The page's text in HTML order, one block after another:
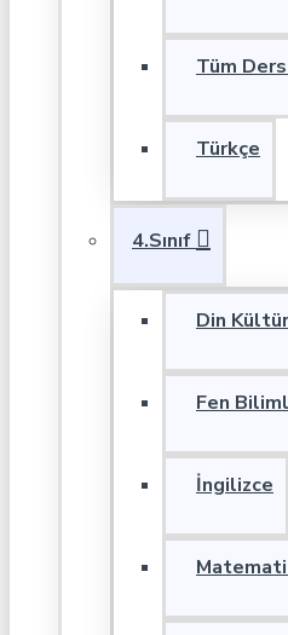
Tüm
Türkçe
4.Sınıf
Din
Fen
İngilizce